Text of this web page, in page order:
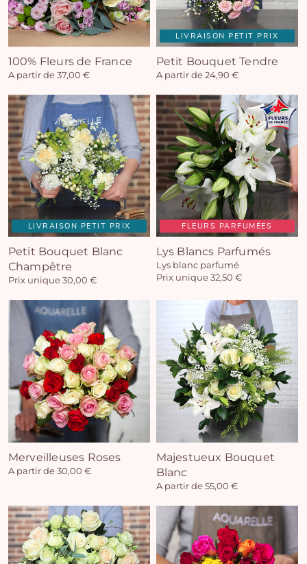
100% Fleurs de France
A partir de 37,00 €
LIVRAISON PETIT PRIX
Petit Bouquet Tendre
A partir de 24,90 €
LIVRAISON PETIT PRIX
Petit Bouquet Blanc
Champêtre
Prix unique 30,00 €
FLEURS PARFUMÉES
Lys Blancs Parfumés
Lys blanc parfumé
Prix unique 32,50 €
Merveilleuses Roses
A partir de 30,00 €
Majestueux Bouquet
Blanc
A partir de 55,00 €